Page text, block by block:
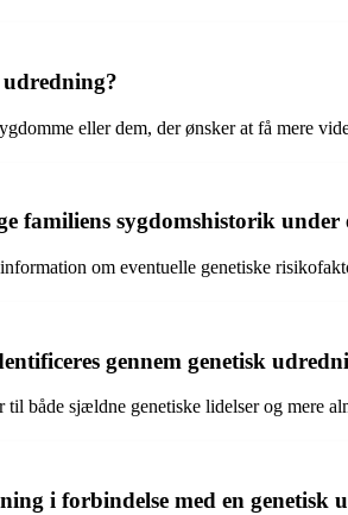
eller dem, der ønsker at få mere
familiens sygdomshistorik under
om eventuelle genetiske
gennem genetisk
både sjældne genetiske lidelser og mere
i forbindelse med en genetisk